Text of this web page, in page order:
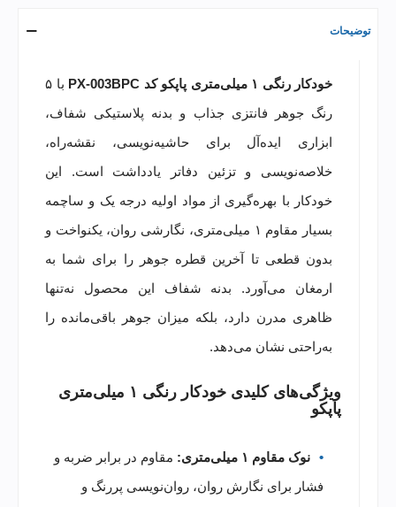
توضیحات
خودکار رنگی ۱ میلی‌متری پاپکو کد PX-003BPC
با ۵
رنگ جوهر فانتزی جذاب و بدنه پلاستیکی شفاف،
ابزاری ایده‌آل برای حاشیه‌نویسی، نقشه‌راه،
خلاصه‌نویسی و تزئین دفاتر یادداشت است. این
خودکار با بهره‌گیری از مواد اولیه درجه یک و ساچمه
بسیار مقاوم ۱ میلی‌متری، نگارشی روان، یکنواخت و
بدون قطعی تا آخرین قطره جوهر را برای شما به
ارمغان می‌آورد. بدنه شفاف این محصول نه‌تنها
ظاهری مدرن دارد، بلکه میزان جوهر باقی‌مانده را
به‌راحتی نشان می‌دهد.
ویژگی‌های کلیدی خودکار رنگی ۱ میلی‌متری
پاپکو
نوک مقاوم ۱ میلی‌متری:
مقاوم در برابر ضربه و
فشار برای نگارش روان، روان‌نویسی پررنگ و